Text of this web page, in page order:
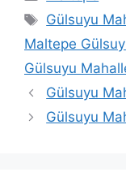
Etiketler
Gülsuyu
Maltepe
Gülsuyu
Gülsuyu
Gülsuyu